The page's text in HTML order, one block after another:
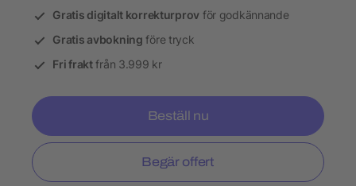
Gratis digitalt korrekturprov för godkännande
Gratis avbokning före tryck
Fri fraktfrån 3.999 kr
Beställ nu
Begär offert